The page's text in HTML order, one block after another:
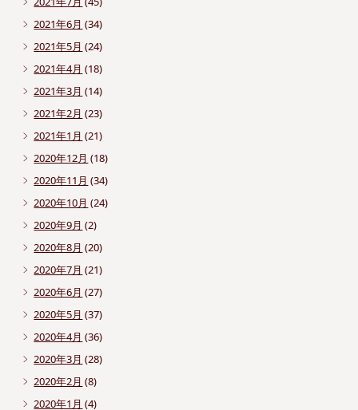
2021年6月 (34)
2021年5月 (24)
2021年4月 (18)
2021年3月 (14)
2021年2月 (23)
2021年1月 (21)
2020年12月 (18)
2020年11月 (34)
2020年10月 (24)
2020年9月 (2)
2020年8月 (20)
2020年7月 (21)
2020年6月 (27)
2020年5月 (37)
2020年4月 (36)
2020年3月 (28)
2020年2月 (8)
2020年1月 (4)